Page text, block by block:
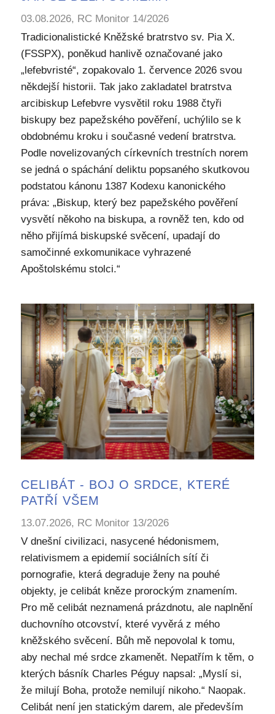
03.08.2026, RC Monitor 14/2026
Tradicionalistické Kněžské bratrstvo sv. Pia X.
(FSSPX), poněkud hanlivě označované jako
„lefebvristé“, zopakovalo 1. července 2026 svou
někdejší historii. Tak jako zakladatel bratrstva
arcibiskup Lefebvre vysvětil roku 1988 čtyři
biskupy bez papežského pověření, uchýlilo se k
obdobnému kroku i současné vedení bratrstva.
Podle novelizovaných církevních trestních norem
se jedná o spáchání deliktu popsaného skutkovou
podstatou kánonu 1387 Kodexu kanonického
práva: „Biskup, který bez papežského pověření
vysvětí někoho na biskupa, a rovněž ten, kdo od
něho přijímá biskupské svěcení, upadají do
samočinné exkomunikace vyhrazené
Apoštolskému stolci.“
CELIBÁT - BOJ O SRDCE, KTERÉ
PATŘÍ VŠEM
13.07.2026, RC Monitor 13/2026
V dnešní civilizaci, nasycené hédonismem,
relativismem a epidemií sociálních sítí či
pornografie, která degraduje ženy na pouhé
objekty, je celibát kněze prorockým znamením.
Pro mě celibát neznamená prázdnotu, ale naplnění
duchovního otcovství, které vyvěrá z mého
kněžského svěcení. Bůh mě nepovolal k tomu,
aby nechal mé srdce zkamenět. Nepatřím k těm, o
kterých básník Charles Péguy napsal: „Myslí si,
že milují Boha, protože nemilují nikoho.“ Naopak.
Celibát není jen statickým darem, ale především